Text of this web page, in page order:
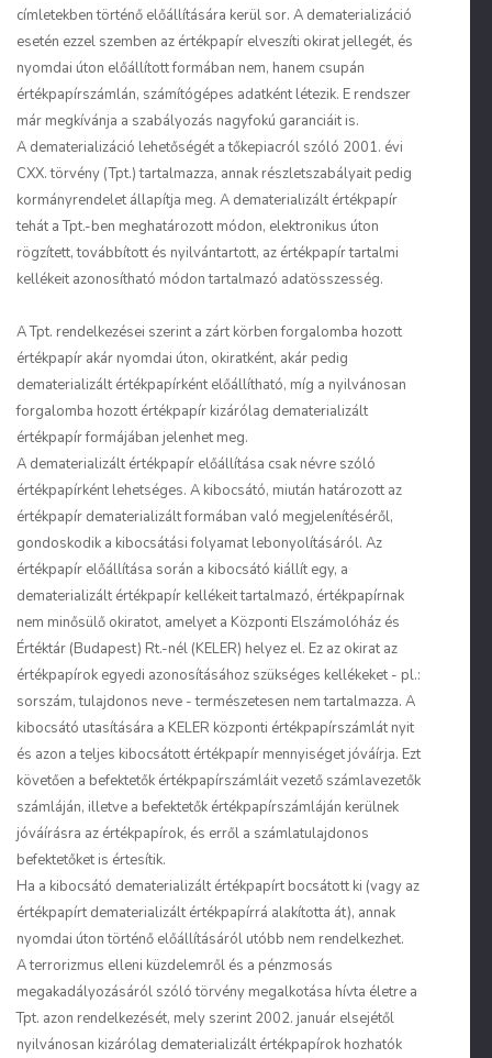
címletekben történő előállítására kerül sor. A dematerializáció
esetén ezzel szemben az értékpapír elveszíti okirat jellegét, és
nyomdai úton előállított formában nem, hanem csupán
értékpapírszámlán, számítógépes adatként létezik. E rendszer
már megkívánja a szabályozás nagyfokú garanciáit is.
A dematerializáció lehetőségét a tőkepiacról szóló 2001. évi
CXX. törvény (Tpt.) tartalmazza, annak részletszabályait pedig
kormányrendelet állapítja meg. A dematerializált értékpapír
tehát a Tpt.-ben meghatározott módon, elektronikus úton
rögzített, továbbított és nyilvántartott, az értékpapír tartalmi
kellékeit azonosítható módon tartalmazó adatösszesség.
A Tpt. rendelkezései szerint a zárt körben forgalomba hozott
értékpapír akár nyomdai úton, okiratként, akár pedig
dematerializált értékpapírként előállítható, míg a nyilvánosan
forgalomba hozott értékpapír kizárólag dematerializált
értékpapír formájában jelenhet meg.
A dematerializált értékpapír előállítása csak névre szóló
értékpapírként lehetséges. A kibocsátó, miután határozott az
értékpapír dematerializált formában való megjelenítéséről,
gondoskodik a kibocsátási folyamat lebonyolításáról. Az
értékpapír előállítása során a kibocsátó kiállít egy, a
dematerializált értékpapír kellékeit tartalmazó, értékpapírnak
nem minősülő okiratot, amelyet a Központi Elszámolóház és
Értéktár (Budapest) Rt.-nél (KELER) helyez el. Ez az okirat az
értékpapírok egyedi azonosításához szükséges kellékeket - pl.:
sorszám, tulajdonos neve - természetesen nem tartalmazza. A
kibocsátó utasítására a KELER központi értékpapírszámlát nyit
és azon a teljes kibocsátott értékpapír mennyiséget jóváírja. Ezt
követően a befektetők értékpapírszámláit vezető számlavezetők
számláján, illetve a befektetők értékpapírszámláján kerülnek
jóváírásra az értékpapírok, és erről a számlatulajdonos
befektetőket is értesítik.
Ha a kibocsátó dematerializált értékpapírt bocsátott ki (vagy az
értékpapírt dematerializált értékpapírrá alakította át), annak
nyomdai úton történő előállításáról utóbb nem rendelkezhet.
A terrorizmus elleni küzdelemről és a pénzmosás
megakadályozásáról szóló törvény megalkotása hívta életre a
Tpt. azon rendelkezését, mely szerint 2002. január elsejétől
nyilvánosan kizárólag dematerializált értékpapírok hozhatók